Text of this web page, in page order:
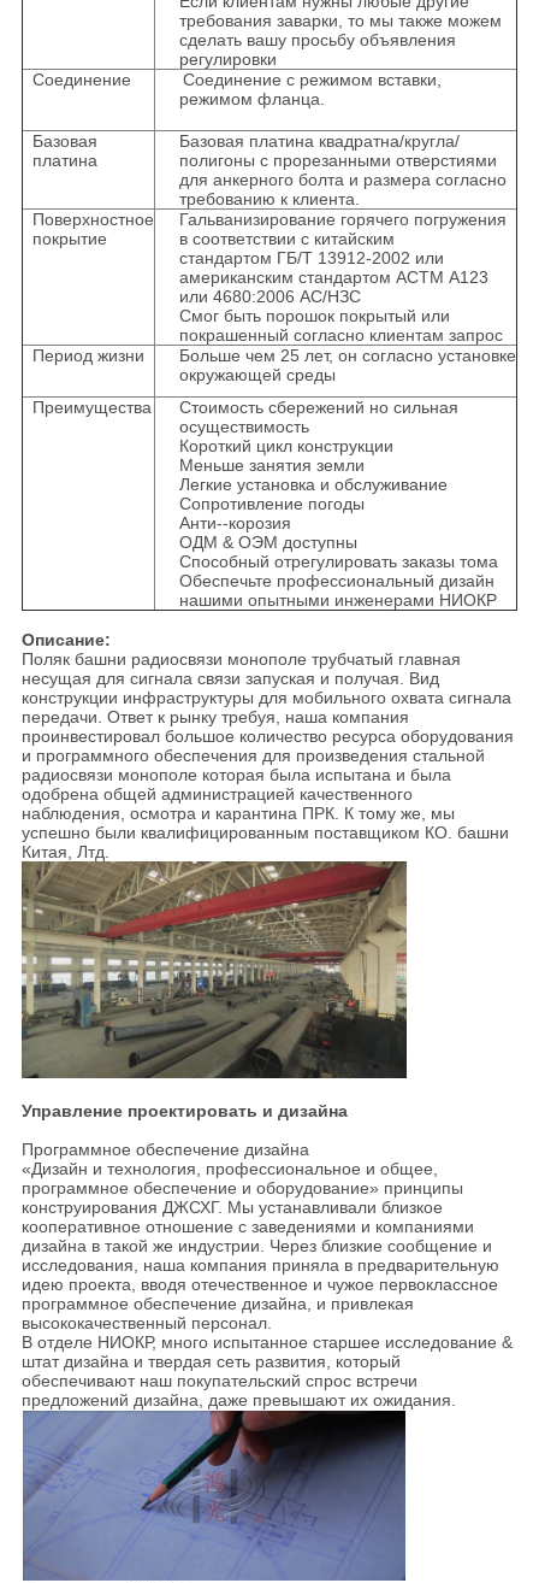
требования заварки, то мы также можем
сделать вашу просьбу объявления
регулировки
Соединение
Соединение с режимом вставки,
режимом фланца.
Базовая
платина
Базовая платина квадратна/кругла/
полигоны с прорезанными отверстиями
для анкерного болта и размера согласно
требованию к клиента.
Поверхностное
покрытие
Гальванизирование горячего погружения
в соответствии с китайским
стандартом ГБ/Т 13912-2002 или
американским стандартом АСТМ А123
или 4680:2006 АС/НЗС
Смог быть порошок покрытый или
покрашенный согласно клиентам запрос
Период жизни
Больше чем 25 лет, он согласно установке
окружающей среды
Преимущества
Стоимость сбережений но сильная
осуществимость
Короткий цикл конструкции
Меньше занятия земли
Легкие установка и обслуживание
Сопротивление погоды
Анти--корозия
ОДМ & ОЭМ доступны
Способный отрегулировать заказы тома
Обеспечьте профессиональный дизайн
нашими опытными инженерами НИОКР
Описание:
Поляк башни радиосвязи монополе трубчатый главная
несущая для сигнала связи запуская и получая. Вид
конструкции инфраструктуры для мобильного охвата сигнала
передачи. Ответ к рынку требуя, наша компания
проинвестировал большое количество ресурса оборудования
и программного обеспечения для произведения стальной
радиосвязи монополе которая была испытана и была
одобрена общей администрацией качественного
наблюдения, осмотра и карантина ПРК. К тому же, мы
успешно были квалифицированным поставщиком КО. башни
Китая, Лтд.
Управление проектировать и дизайна
Программное обеспечение дизайна
«Дизайн и технология, профессиональное и общее,
программное обеспечение и оборудование» принципы
конструирования ДЖСХГ. Мы устанавливали близкое
кооперативное отношение с заведениями и компаниями
дизайна в такой же индустрии. Через близкие сообщение и
исследования, наша компания приняла в предварительную
идею проекта, вводя отечественное и чужое первоклассное
программное обеспечение дизайна, и привлекая
высококачественный персонал.
В отделе НИОКР, много испытанное старшее исследование &
штат дизайна и твердая сеть развития, который
обеспечивают наш покупательский спрос встречи
предложений дизайна, даже превышают их ожидания.